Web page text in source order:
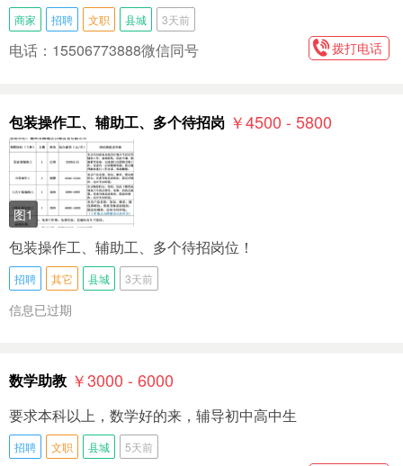
商家 招聘 文职 县城 3天前
电话：15506773888微信同号 拨打电话
包装操作工、辅助工、多个待招岗 ￥4500 - 5800
图1
包装操作工、辅助工、多个待招岗位！
招聘 其它 县城 3天前
信息已过期
数学助教 ￥3000 - 6000
要求本科以上，数学好的来，辅导初中高中生
招聘 文职 县城 5天前